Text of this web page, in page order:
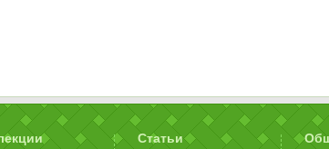
Статьи